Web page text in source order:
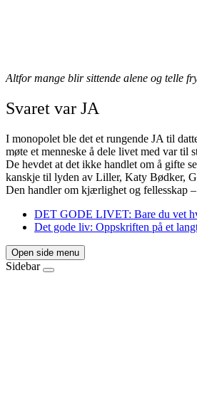
Altfor mange blir sittende alene og telle
Svaret var JA
I monopolet ble det et rungende JA til
møte et menneske å dele livet med var til
De hevdet at det ikke handlet om å gifte
kanskje til lyden av Liller, Katy Bødker,
Den handler om kjærlighet og fellesskap
DET GODE LIVET: Bare du vet
Det gode liv: Oppskriften på et
Open side menu
Sidebar